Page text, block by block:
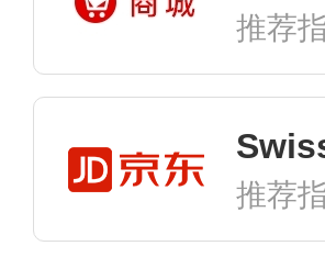
推荐
推荐